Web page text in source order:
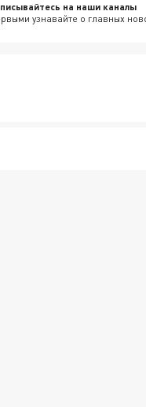
на наши каналы
узнавайте о главных